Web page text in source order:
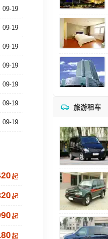
09-19
09-19
09-19
09-19
09-19
09-19
09-19
起
起
起
起
旅游租车